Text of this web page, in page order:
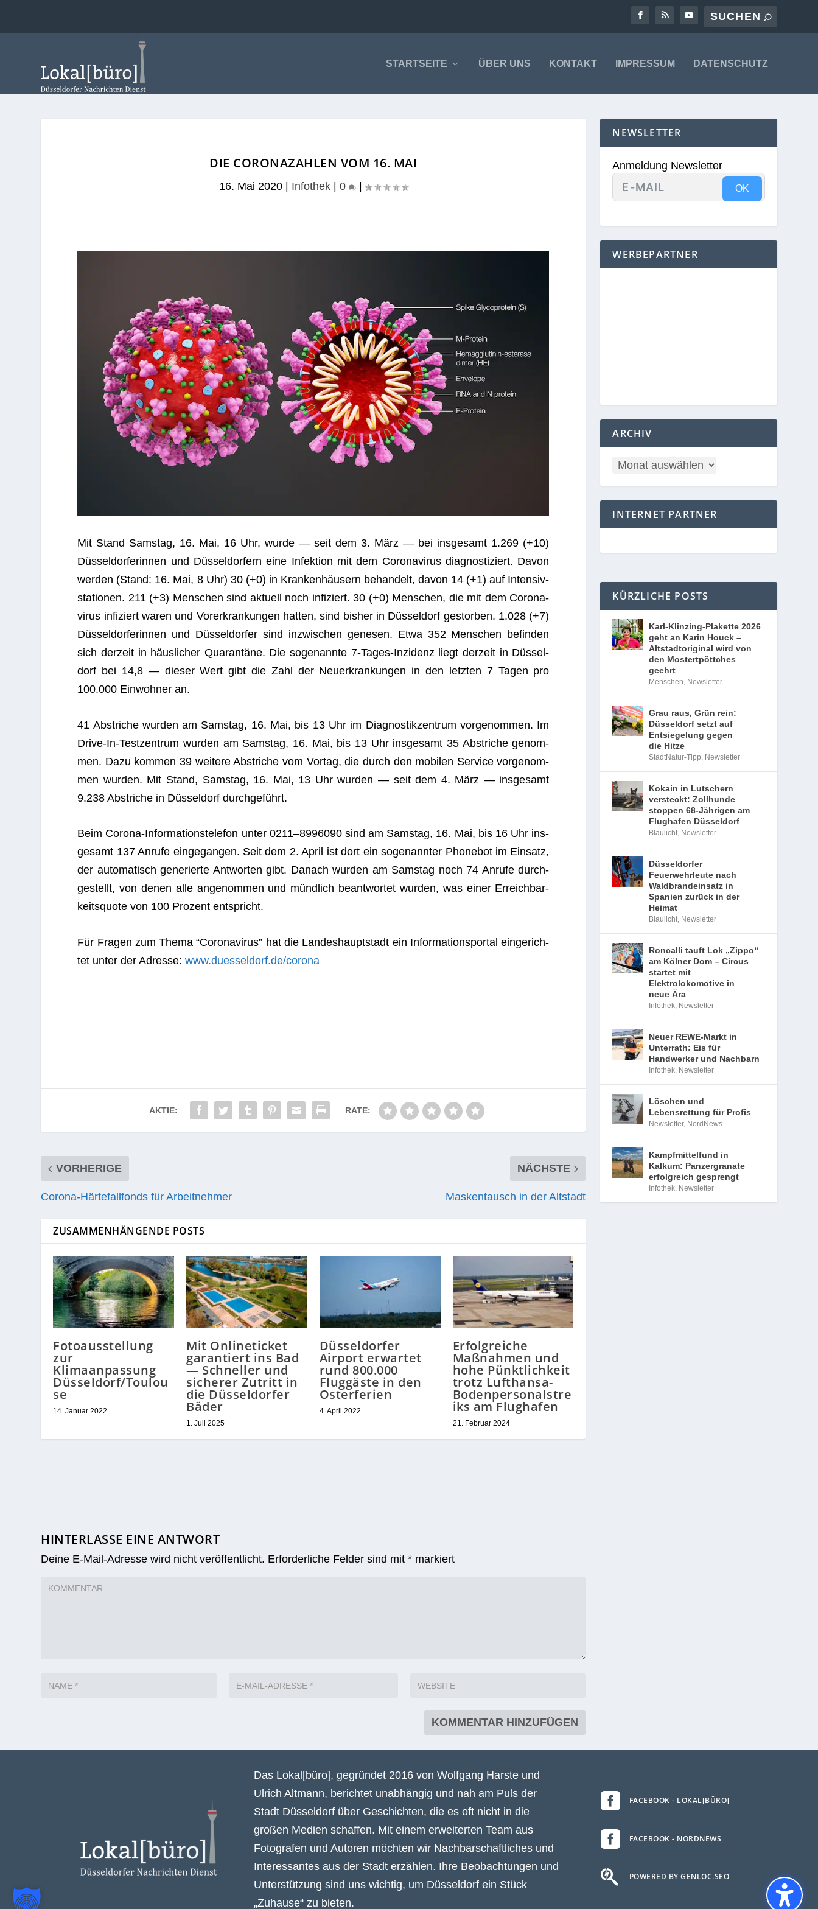
STARTSEITE ÜBER UNS KONTAKT IMPRESSUM DATENSCHUTZ
DIE CORONAZAHLEN VOM 16. MAI
16. Mai 2020| Infothek| 0 |
Mit Stand Sams­tag, 16. Mai, 16 Uhr, wurde — seit dem 3. März — bei ins­ge­samt 1.269 (+10)
Düs­sel­dor­fe­rin­nen und Düs­sel­dor­fern eine Infek­tion mit dem Coro­na­vi­rus dia­gnos­ti­ziert. Davon
wer­den (Stand: 16. Mai, 8 Uhr) 30 (+0) in Kran­ken­häu­sern behan­delt, davon 14 (+1) auf Inten­siv­
sta­tio­nen. 211 (+3) Men­schen sind aktu­ell noch infi­ziert. 30 (+0) Men­schen, die mit dem Coro­na­
vi­rus infi­ziert waren und Vor­er­kran­kun­gen hat­ten, sind bis­her in Düs­sel­dorf gestor­ben. 1.028 (+7)
Düs­sel­dor­fe­rin­nen und Düs­sel­dor­fer sind inzwi­schen gene­sen. Etwa 352 Men­schen befin­den
sich der­zeit in häus­li­cher Qua­ran­täne. Die soge­nannte 7‑Ta­ges-Inzi­denz liegt der­zeit in Düs­sel­
dorf bei 14,8 — die­ser Wert gibt die Zahl der Neu­erkran­kun­gen in den letz­ten 7 Tagen pro
100.000 Ein­woh­ner an.
41 Abstri­che wur­den am Sams­tag, 16. Mai, bis 13 Uhr im Dia­gnos­tik­zen­trum vor­ge­nom­men. Im
Drive-In-Test­zen­trum wur­den am Sams­tag, 16. Mai, bis 13 Uhr ins­ge­samt 35 Abstri­che genom­
men. Dazu kom­men 39 wei­tere Abstri­che vom Vor­tag, die durch den mobi­len Ser­vice vor­ge­nom­
men wur­den. Mit Stand, Sams­tag, 16. Mai, 13 Uhr wur­den — seit dem 4. März — ins­ge­samt
9.238 Abstri­che in Düs­sel­dorf durchgeführt.
Beim Corona-Infor­ma­ti­ons­te­le­fon unter 0211–8996090 sind am Sams­tag, 16. Mai, bis 16 Uhr ins­
ge­samt 137 Anrufe ein­ge­gan­gen. Seit dem 2. April ist dort ein soge­nann­ter Phone­bot im Ein­satz,
der auto­ma­tisch gene­rierte Ant­wor­ten gibt. Danach wur­den am Sams­tag noch 74 Anrufe durch­
ge­stellt, von denen alle ange­nom­men und münd­lich beant­wor­tet wur­den, was einer Erreich­bar­
keits­quote von 100 Pro­zent entspricht.
Für Fra­gen zum Thema “Coro­na­vi­rus” hat die Lan­des­haupt­stadt ein Infor­ma­ti­ons­por­tal ein­ge­rich­
tet unter der Adresse:www.duesseldorf.de/corona
AKTIE: RATE:
VORHERIGE
Corona-Härtefallfonds für Arbeitnehmer
NÄCHSTE
Maskentausch in der Altstadt
ZUSAMMENHÄNGENDE POSTS
Fotoausstellung
zur
Klimaanpassung
Düsseldorf/Toulou
se
14. Januar 2022
Mit Onlineticket
garantiert ins Bad
— Schneller und
sicherer Zutritt in
die Düsseldorfer
Bäder
1. Juli 2025
Düsseldorfer
Airport erwartet
rund 800.000
Fluggäste in den
Osterferien
4. April 2022
Erfolgreiche
Maßnahmen und
hohe Pünktlichkeit
trotz Lufthansa-
Bodenpersonalstre
iks am Flughafen
21. Februar 2024
HINTERLASSE EINE ANTWORT
Deine E-Mail-Adresse wird nicht veröffentlicht. Erforderliche Felder sind mit* markiert
NEWSLETTER
Anmeldung Newsletter
OK
WERBEPARTNER
ARCHIV
INTERNET PARTNER
KÜRZLICHE POSTS
Karl-Klinzing-Plakette 2026
geht an Karin Houck –
Altstadtoriginal wird von
den Mostertpöttches
geehrt
Menschen, Newsletter
Grau raus, Grün rein:
Düsseldorf setzt auf
Entsiegelung gegen
die Hitze
StadtNatur-Tipp, Newsletter
Kokain in Lutschern
versteckt: Zollhunde
stoppen 68-Jährigen am
Flughafen Düsseldorf
Blaulicht, Newsletter
Düsseldorfer
Feuerwehrleute nach
Waldbrandeinsatz in
Spanien zurück in der
Heimat
Blaulicht, Newsletter
Roncalli tauft Lok „Zippo“
am Kölner Dom – Circus
startet mit
Elektrolokomotive in
neue Ära
Infothek, Newsletter
Neuer REWE-Markt in
Unterrath: Eis für
Handwerker und Nachbarn
Infothek, Newsletter
Löschen und
Lebensrettung für Profis
Newsletter, NordNews
Kampfmittelfund in
Kalkum: Panzergranate
erfolgreich gesprengt
Infothek, Newsletter
Das Lokal[büro], gegründet 2016 von Wolfgang Harste und
Ulrich Altmann, berichtet unabhängig und nah am Puls der
Stadt Düsseldorf über Geschichten, die es oft nicht in die
großen Medien schaffen. Mit einem erweiterten Team aus
Fotografen und Autoren möchten wir Nachbarschaftliches und
Interessantes aus der Stadt erzählen. Ihre Beobachtungen und
Unterstützung sind uns wichtig, um Düsseldorf ein Stück
„Zuhause“ zu bieten.
 FACEBOOK - LOKAL[BÜRO]
 FACEBOOK - NORDNEWS
 POWERED BY GENLOC.SEO